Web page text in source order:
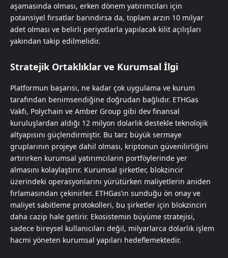
aşamasında olması, erken dönem yatırımcıları için
potansiyel fırsatlar barındırsa da, toplam arzın 10 milyar
adet olması ve belirli periyotlarla yapılacak kilit açılışları
yakından takip edilmelidir.
Stratejik Ortaklıklar ve Kurumsal İlgi
Platformun başarısı, ne kadar çok uygulama ve kurum
tarafından benimsendiğine doğrudan bağlıdır. ETHGas
Vakfı, Polychain ve Amber Group gibi dev finansal
kuruluşlardan aldığı 12 milyon dolarlık destekle teknolojik
altyapısını güçlendirmiştir. Bu tarz büyük sermaye
gruplarının projeye dahil olması, kriptonun güvenilirliğini
artırırken kurumsal yatırımcıların portföylerinde yer
almasını kolaylaştırır. Kurumsal şirketler, blokzincir
üzerindeki operasyonlarını yürütürken maliyetlerin aniden
fırlamasından çekinirler. ETHGas’ın sunduğu ön onay ve
maliyet sabitleme protokolleri, bu şirketler için blokzinciri
daha cazip hale getirir. Ekosistemin büyüme stratejisi,
sadece bireysel kullanıcıları değil, milyarlarca dolarlık işlem
hacmi yöneten kurumsal yapıları hedeflemektedir.